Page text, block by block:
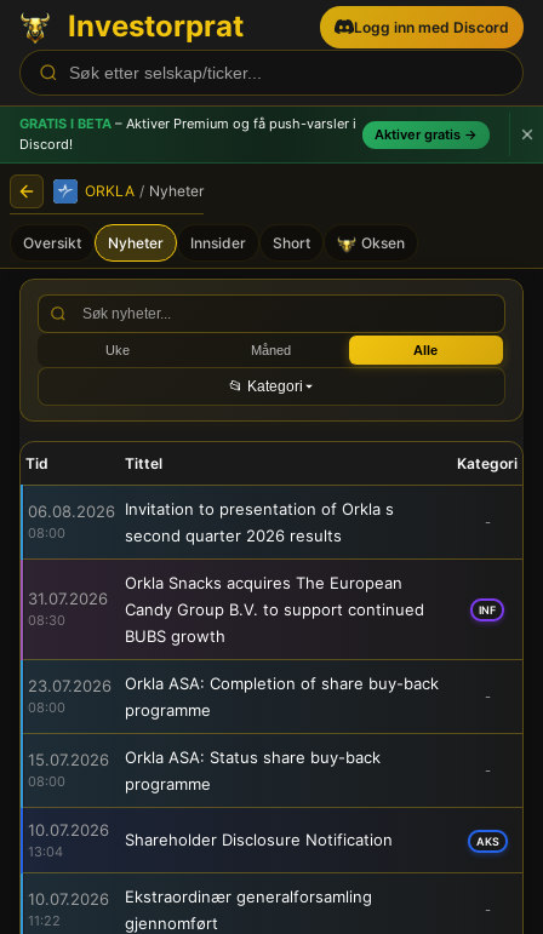
Investorprat Logg inn med Discord
GRATIS I BETA – Aktiver Premium og få push-varsler i
Discord!
Aktiver gratis →
ORKLA / Nyheter
Oversikt Nyheter Innsider Short Oksen
ORKLA (ORK) -
Uke Måned Alle
📂 Kategori
Tid Tittel Kategori
06.08.2026
08:00
Invitation to presentation of Orkla s
second quarter 2026 results
-
31.07.2026
08:30
Orkla Snacks acquires The European
Candy Group B.V. to support continued
BUBS growth
INF
23.07.2026
08:00
Orkla ASA: Completion of share buy-back
programme
-
15.07.2026
08:00
Orkla ASA: Status share buy-back
programme
-
10.07.2026
13:04
Shareholder Disclosure Notification AKS
10.07.2026
11:22
Ekstraordinær generalforsamling
gjennomført
-